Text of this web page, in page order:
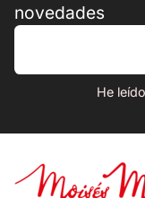
novedades
He